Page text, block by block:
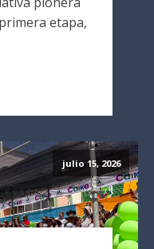
etapa,
julio 15, 2026